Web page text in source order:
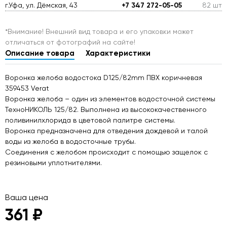
г.Уфа, ул. Дёмская, 43 +7 347 272-05-05 82 шт
*Внимание! Внешний вид товара и его упаковки может
отличаться от фотографий на сайте!
Описание товара Характеристики
Воронка желоба водостока D125/82mm ПВХ коричневая
359453 Verat
Воронка желоба – один из элементов водосточной системы
ТехноНИКОЛЬ 125/82. Выполнена из высококачественного
поливинилхлорида в цветовой палитре системы.
Воронка предназначена для отведения дождевой и талой
воды из желоба в водосточные трубы.
Соединения с желобом происходит с помощью защелок с
резиновыми уплотнителями.
Ваша цена
361 ₽